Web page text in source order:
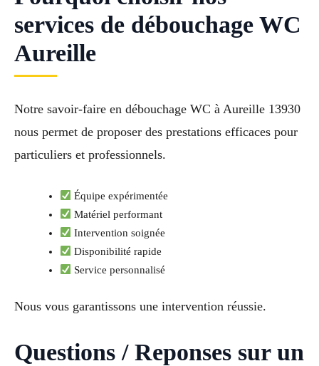
services de débouchage WC
Aureille
Notre savoir-faire en débouchage WC à Aureille 13930
nous permet de proposer des prestations efficaces pour
particuliers et professionnels.
Équipe expérimentée
Matériel performant
Intervention soignée
Disponibilité rapide
Service personnalisé
Nous vous garantissons une intervention réussie.
Questions / Reponses sur un